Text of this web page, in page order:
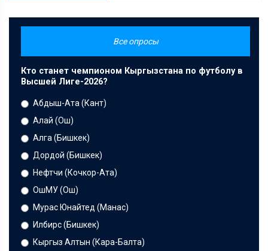
Все опросы
Кто станет чемпионом Кыргызстана по футболу в
Высшей Лиге-2026?
Абдыш-Ата (Кант)
Алай (Ош)
Алга (Бишкек)
Дордой (Бишкек)
Нефтчи (Кочкор-Ата)
ОшМУ (Ош)
Мурас Юнайтед (Манас)
Илбирс (Бишкек)
Кыргыз Алтын (Кара-Балта)